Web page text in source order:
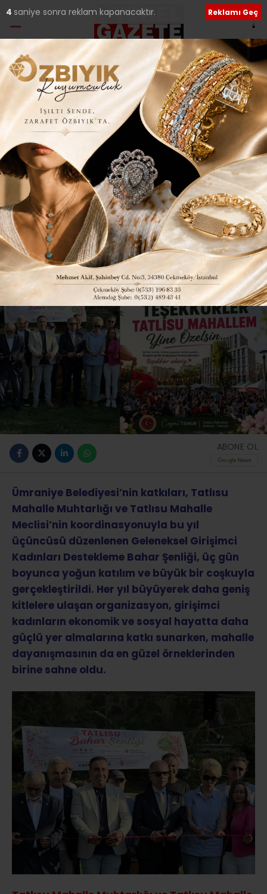
Ana Sayfa›Tüm Manşetler
Tatlısu Mahallesi
Geleneksel Bahar
Şenliği, bu yıl da
coşkulu geçti..
Giriş: 10-06-2026 21:56 172 Tüm Manşetler Yerel Haberler
ABONE OL
Ümraniye Belediyesi’nin katkıları, Tatlısu
Mahalle Muhtarlığı ve Tatlısu Mahalle
Meclisi’nin koordinasyonuyla bu yıl
üçüncüsü düzenlenen Geleneksel Girişimci
Kadınları Destekleme Bahar Şenliği, üç gün
boyunca yoğun katılım ve büyük bir coşkuyla
gerçekleştirildi. Her yıl büyüyerek daha geniş
kitlelere ulaşan organizasyon, girişimci
kadınların ekonomik ve sosyal hayatta daha
güçlü yer almalarına katkı sunarken, mahalle
dayanışmasının da en güzel örneklerinden
birine sahne oldu.
1saniye sonra reklam kapanacaktır. Reklamı Geç